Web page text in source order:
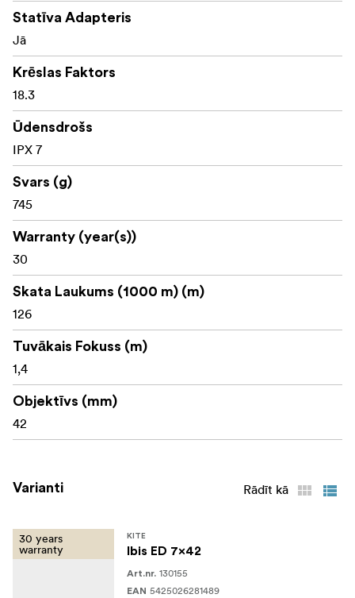
Statīva Adapteris
Jā
Krēslas Faktors
18.3
Ūdensdrošs
IPX 7
Svars (g)
745
Warranty (year(s))
30
Skata Laukums (1000 m) (m)
126
Tuvākais Fokuss (m)
1,4
Objektīvs (mm)
42
Varianti Rādīt kā
30 years
warranty
KITE
Ibis ED 7x42
Art.nr. 130155
EAN 5425026281489